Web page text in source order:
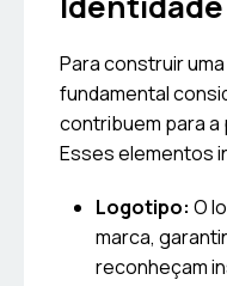
Para construir
fundamental
contribuem para a
Esses elementos
Logotipo: O
marca,
reconheçam